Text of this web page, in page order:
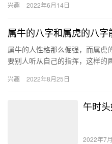
盛，还…
兴趣 2022年6月14日
属牛的八字和属虎的八字
属牛的人性格那么倔强，而属虎
要别人听从自己的指挥，这样的
结婚吗…
兴趣 2022年8月25日
午时
2022年7